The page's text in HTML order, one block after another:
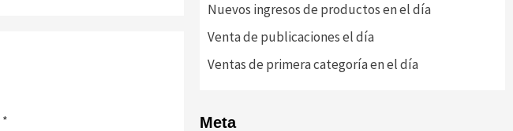
*
Nuevos ingresos de productos en el día
Venta de publicaciones el día
Ventas de primera categoría en el día
Meta